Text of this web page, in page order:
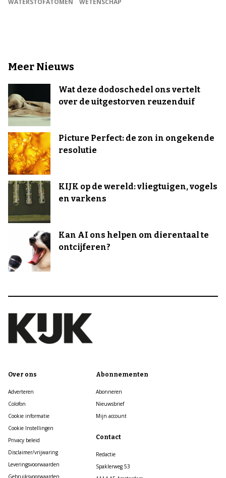
WATERSTOFATOMEN
WETENSCHAP
Meer Nieuws
Wat deze dodoschedel ons vertelt
over de uitgestorven reuzenduif
Picture Perfect: de zon in ongekende
resolutie
KIJK op de wereld: vliegtuigen, vogels
en varkens
Kan AI ons helpen om dierentaal te
ontcijferen?
Over ons
Adverteren
Colofon
Cookie informatie
Cookie Instellingen
Privacy beleid
Disclaimer/vrijwaring
Leveringsvoorwaarden
Abonnementen
Abonneren
Nieuwsbrief
Mijn account
Contact
Redactie
Spaklerweg 53